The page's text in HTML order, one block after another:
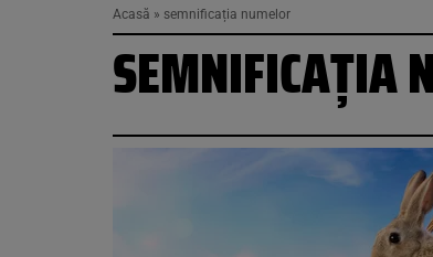
Acasă » semnificația numelor
SEMNIFICAȚIA